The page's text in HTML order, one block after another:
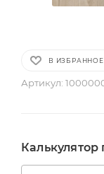
В ИЗБРАННОЕ
Артикул:
Калькулятор